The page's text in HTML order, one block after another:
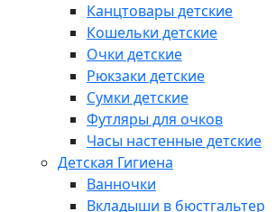
Канцтовары детские
Кошельки детские
Очки детские
Рюкзаки детские
Сумки детские
Футляры для очков
Часы настенные детские
Детская Гигиена
Ванночки
Вкладыши в бюстгальтер